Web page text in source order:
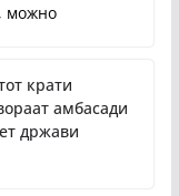
можно
крати
амбасади
држави